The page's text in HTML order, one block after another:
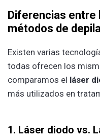
Diferencias entre
métodos de
Existen varias
todas ofrecen los
comparamos el láser
más utilizados en
1. Láser diodo vs.